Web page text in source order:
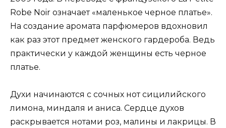
Robe Noir означает «маленькое черное платье».
На создание аромата парфюмеров вдохновил
как раз этот предмет женского гардероба. Ведь
практически у каждой женщины есть черное
платье.
Духи начинаются с сочных нот сицилийского
лимона, миндаля и аниса. Сердце духов
раскрывается нотами роз, малины и лакрицы. В